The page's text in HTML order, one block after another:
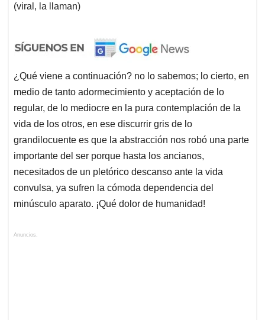
(viral, la llaman)
¿Qué viene a continuación? no lo sabemos; lo cierto, en
medio de tanto adormecimiento y aceptación de lo
regular, de lo mediocre en la pura contemplación de la
vida de los otros, en ese discurrir gris de lo
grandilocuente es que la abstracción nos robó una parte
importante del ser porque hasta los ancianos,
necesitados de un pletórico descanso ante la vida
convulsa, ya sufren la cómoda dependencia del
minúsculo aparato. ¡Qué dolor de humanidad!
Anuncios.